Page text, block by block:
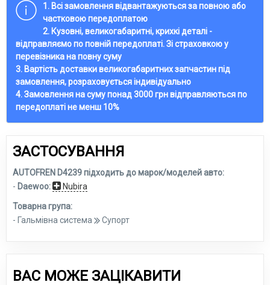
1. Всі замовлення відвантажуються за повною або
частковою передоплатою
2. Кузовні, великогабаритні, крихкі деталі -
відправляємо по повній передоплаті. Зі страховкою у
перевізника на повну суму
3. Вартість доставки великогабаритних запчастин під
замовлення, розраховується індивідуально
4. Замовлення на суму понад 3000 грн відправляються по
передоплаті не менш 10%
ЗАСТОСУВАННЯ
AUTOFREN D4239 підходить до марок/моделей авто:
- Daewoo: Nubira
Товарна група:
- Гальмівна система
Супорт
ВАС МОЖЕ ЗАЦІКАВИТИ